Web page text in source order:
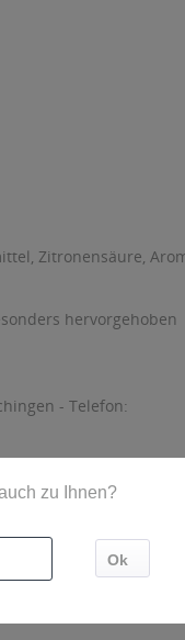
Zitronensäure,
hervorgehoben
- Telefon: